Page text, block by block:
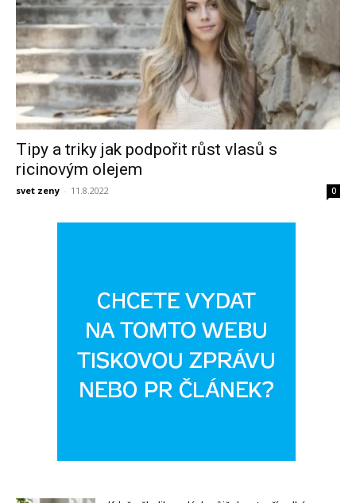
Tipy a triky jak podpořit růst vlasů s
ricinovým olejem
svet zeny - 11.8.2022 0